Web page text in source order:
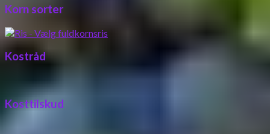
Korn sorter
Kostråd
Kosttilskud